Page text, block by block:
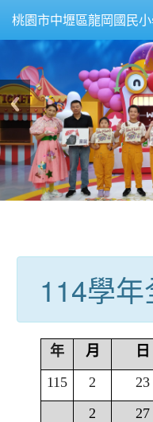
桃園市中壢區龍岡國民
114學
年 月 日
115
2 23
2
27